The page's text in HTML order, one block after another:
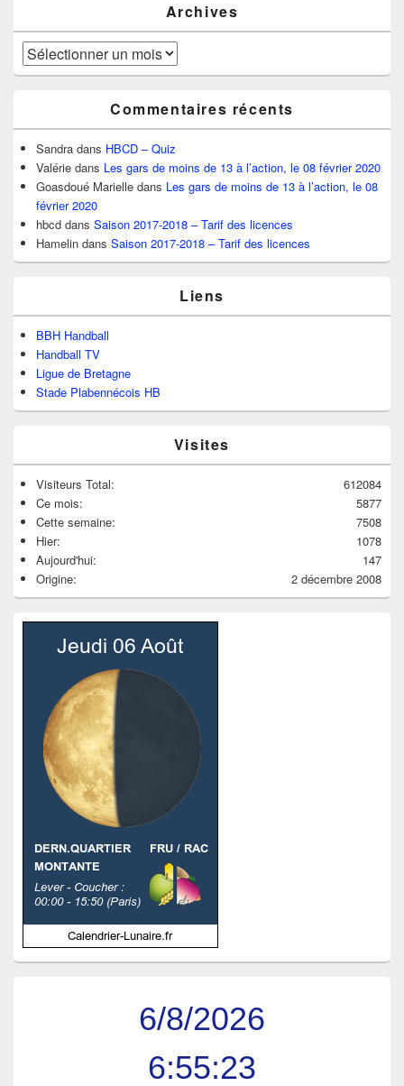
Archives
Archives
Commentaires récents
Sandra dans HBCD – Quiz
Valérie dans Les gars de moins de 13 à l’action, le 08 février 2020
Goasdoué Marielle dans Les gars de moins de 13 à l’action, le 08
février 2020
hbcd dans Saison 2017-2018 – Tarif des licences
Hamelin dans Saison 2017-2018 – Tarif des licences
Liens
BBH Handball
Handball TV
Ligue de Bretagne
Stade Plabennécois HB
Visites
612084
Visiteurs Total:
5877
Ce mois:
7508
Cette semaine:
1078
Hier:
147
Aujourd'hui:
2 décembre 2008
Origine:
6/8/2026
6:55:23